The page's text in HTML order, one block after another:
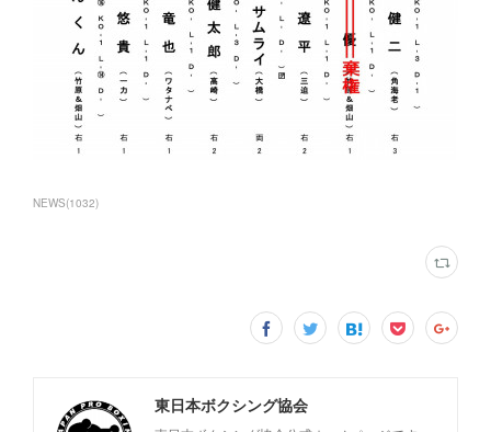
NEWS(1032)
東日本ボクシング協会